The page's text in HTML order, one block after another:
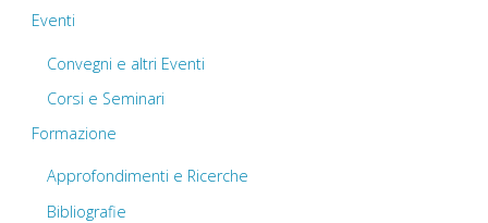
Eventi
Convegni e altri Eventi
Corsi e Seminari
Formazione
Approfondimenti e Ricerche
Bibliografie